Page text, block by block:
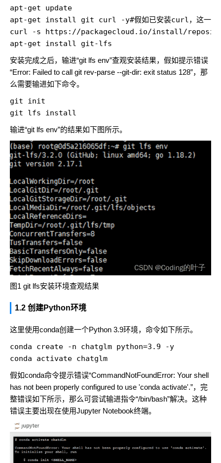
apt-get update
apt-get install git curl -y#假如已安装curl，这一步
curl -s https://packagecloud.io/install/
apt-get install git-lfs
安装完成之后，输进“git lfs env”查观安装结果，假如提示错误
“Error: Failed to call git rev-parse --git-dir: exit status 128”，那
么需要输进如下命令。
git init
git lfs install
输进“git lfs env”的结果如下图所示。
图1 git lfs安装环境查观结果
1.2 创建Python环境
这里使用conda创建一个Python 3.9环境，命令如下所示。
conda create -n chatglm python=3.9 -y
conda activate chatglm
假如conda命令提示错误“CommandNotFoundError: Your shell
has not been properly configured to use 'conda activate'.”，完
整错误如下所示，那么可尝试输进指令“/bin/bash”解决。这种
错误主要出现在使用Jupyter Notebook终端。